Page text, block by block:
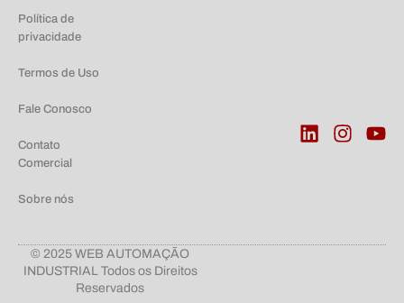
Política de
privacidade
Termos de Uso
Fale Conosco
Contato
Comercial
Sobre nós
© 2025 WEB AUTOMAÇÃO
INDUSTRIAL Todos os Direitos
Reservados